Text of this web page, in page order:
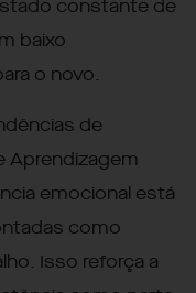
constante de
baixo
o novo.
de
Aprendizagem
emocional está
como
Isso reforça a